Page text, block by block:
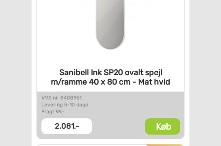
Sanibell Ink SP20 ovalt spejl
m/ramme 40 x 80 cm - Mat hvid
VVS nr. 8408951
Levering 5-10 dage
Fragt 99,-
2.081,- Køb